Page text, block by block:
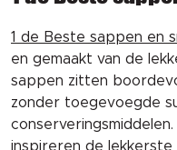
1 de Beste sappen en
en gemaakt van de
sappen zitten
zonder toegevoegde
conserveringsmiddelen.
inspireren de